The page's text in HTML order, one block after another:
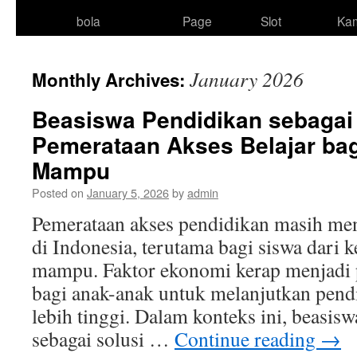
bola
Page
Slot
Monthly Archives: January 2026
Beasiswa Pendidikan
Pemerataan Akses Belajar
Mampu
Posted on January 5, 2026byadmin
Pemerataan akses pendidikan masih
di Indonesia, terutama bagi siswa dari
mampu. Faktor ekonomi kerap menjadi
bagi anak-anak untuk melanjutkan
lebih tinggi. Dalam konteks ini,
sebagai solusi … Continue reading →